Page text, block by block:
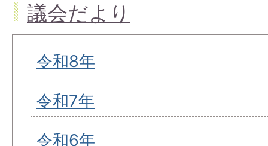
議会だより
令和8年
令和7年
令和6年